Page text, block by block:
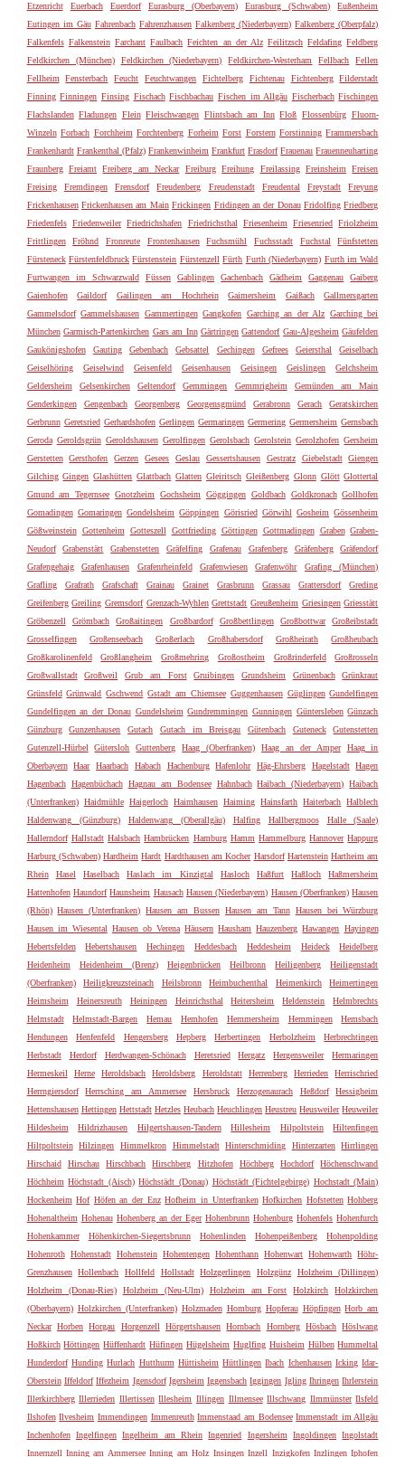
Etzenricht
Euerbach Euerdorf Eurasburg (Oberbayern) Eurasburg (Schwaben)
Eußenheim
Eutingen im Gäu Fahrenbach Fahrenzhausen Falkenberg (Niederbayern) Falkenberg (Oberpfalz)
Falkenfels Falkenstein Farchant Faulbach Feichten an der Alz Feilitzsch Feldafing Feldberg
Feldkirchen (München)
Feldkirchen (Niederbayern) Feldkirchen-Westerham Fellbach
Fellen
Fellheim
Fensterbach Feucht Feuchtwangen Fichtelberg Fichtenau Fichtenberg
Filderstadt
Finning Finningen Finsing Fischach Fischbachau Fischen im Allgäu Fischerbach Fischingen
Flachslanden Fladungen Flein Fleischwangen Flintsbach am Inn Floß Flossenbürg Fluorn-
Winzeln Forbach Forchheim Forchtenberg Forheim Forst Forstern Forstinning Frammersbach
Frankenhardt Frankenthal (Pfalz) Frankenwinheim Frankfurt Frasdorf Frauenau Frauenneuharting
Fraunberg Freiamt Freiberg am Neckar Freiburg Freihung Freilassing Freinsheim
Freisen
Freising
Fremdingen Frensdorf Freudenberg Freudenstadt Freudental Freystadt
Freyung
Frickenhausen Frickenhausen am Main Frickingen Fridingen an der Donau Fridolfing Friedberg
Friedenfels Friedenweiler Friedrichshafen Friedrichsthal Friesenheim Friesenried Friolzheim
Frittlingen
Fröhnd Fronreute Frontenhausen Fuchsmühl Fuchsstadt Fuchstal
Fünfstetten
Fürsteneck Fürstenfeldbruck Fürstenstein Fürstenzell Fürth Furth (Niederbayern) Furth im Wald
Furtwangen im Schwarzwald
Füssen Gablingen Gachenbach Gädheim Gaggenau
Gaiberg
Gaienhofen
Gaildorf Gailingen am Hochrhein Gaimersheim Gaißach
Gallmersgarten
Gammelsdorf Gammelshausen Gammertingen Gangkofen Garching an der Alz Garching bei
München Garmisch-Partenkirchen Gars am Inn Gärtringen Gattendorf Gau-Algesheim Gäufelden
Gaukönigshofen
Gauting Gebenbach Gebsattel Gechingen Gefrees Geiersthal
Geiselbach
Geiselhöring
Geiselwind Geisenfeld Geisenhausen Geisingen Geislingen
Gelchsheim
Geldersheim
Gelsenkirchen Geltendorf Gemmingen Gemmrigheim
Gemünden am Main
Genderkingen
Gengenbach Georgenberg Georgensgmünd Gerabronn Gerach
Geratskirchen
Gerbrunn Geretsried Gerhardshofen Gerlingen Germaringen Germering Germersheim Gernsbach
Geroda Geroldsgrün Geroldshausen Gerolfingen Gerolsbach Gerolstein Gerolzhofen Gersheim
Gerstetten
Gersthofen Gerzen Gesees Geslau Gessertshausen Gestratz Giebelstadt
Giengen
Gilching Gingen Glashütten Glattbach Glatten Gleiritsch Gleißenberg Glonn Glött Glottertal
Gmund am Tegernsee Gnotzheim Gochsheim Göggingen Goldbach Goldkronach Gollhofen
Gomadingen Gomaringen Gondelsheim Göppingen Görisried Görwihl Gosheim Gössenheim
Gößweinstein Gottenheim Gotteszell Gottfrieding Göttingen Gottmadingen Graben Graben-
Neudorf
Grabenstätt Grabenstetten Gräfelfing Grafenau Grafenberg Gräfenberg
Gräfendorf
Grafengehaig
Grafenhausen Grafenrheinfeld Grafenwiesen Grafenwöhr
Grafing (München)
Grafling
Grafrath Grafschaft Grainau Grainet Grasbrunn Grassau Grattersdorf
Greding
Greifenberg Greiling Gremsdorf Grenzach-Wyhlen Grettstadt Greußenheim Griesingen Griesstätt
Gröbenzell
Grömbach Großaitingen Großbardorf Großbettlingen Großbottwar
Großeibstadt
Grosselfingen
Großenseebach Großerlach Großhabersdorf Großheirath
Großheubach
Großkarolinenfeld
Großlangheim Großmehring Großostheim Großrinderfeld
Großrosseln
Großwallstadt
Großweil Grub am Forst Gruibingen Grundsheim Grünenbach
Grünkraut
Grünsfeld Grünwald Gschwend Gstadt am Chiemsee Guggenhausen Güglingen Gundelfingen
Gundelfingen an der Donau Gundelsheim Gundremmingen Gunningen Güntersleben Günzach
Günzburg
Gunzenhausen Gutach Gutach im Breisgau Gütenbach Guteneck
Gutenstetten
Gutenzell-Hürbel
Gütersloh Guttenberg Haag (Oberfranken) Haag an der Amper
Haag in
Oberbayern
Haar Haarbach Habach Hachenburg Hafenlohr Häg-Ehrsberg Hagelstadt
Hagen
Hagenbach Hagenbüchach Hagnau am Bodensee Hahnbach Haibach (Niederbayern) Haibach
(Unterfranken) Haidmühle Haigerloch Haimhausen Haiming Hainsfarth Haiterbach Halblech
Haldenwang (Günzburg)
Haldenwang (Oberallgäu) Halfing Hallbergmoos
Halle (Saale)
Hallerndorf Hallstadt Halsbach Hambrücken Hamburg Hamm Hammelburg Hannover Happurg
Harburg (Schwaben) Hardheim Hardt Hardthausen am Kocher Harsdorf Hartenstein Hartheim am
Rhein
Hasel Haselbach Haslach im Kinzigtal Hasloch Haßfurt Haßloch
Haßmersheim
Hattenhofen Haundorf Haunsheim Hausach Hausen (Niederbayern) Hausen (Oberfranken) Hausen
(Rhön) Hausen (Unterfranken) Hausen am Bussen Hausen am Tann Hausen bei Würzburg
Hausen im Wiesental Hausen ob Verena Häusern Hausham Hauzenberg Hawangen Hayingen
Hebertsfelden
Hebertshausen Hechingen Heddesbach Heddesheim Heideck
Heidelberg
Heidenheim
Heidenheim (Brenz) Heigenbrücken Heilbronn Heiligenberg
Heiligenstadt
(Oberfranken)
Heiligkreuzsteinach Heilsbronn Heimbuchenthal Heimenkirch
Heimertingen
Heimsheim
Heinersreuth Heiningen Heinrichsthal Heitersheim Heldenstein
Helmbrechts
Helmstadt
Helmstadt-Bargen Hemau Hemhofen Hemmersheim Hemmingen
Hemsbach
Hendungen
Henfenfeld Hengersberg Hepberg Herbertingen Herbolzheim
Herbrechtingen
Herbstadt
Herdorf Herdwangen-Schönach Heretsried Hergatz Hergensweiler
Hermaringen
Hermeskeil
Herne Heroldsbach Heroldsberg Heroldstatt Herrenberg Herrieden
Herrischried
Herrngiersdorf
Herrsching am Ammersee Hersbruck Herzogenaurach Heßdorf
Hessigheim
Hettenshausen Hettingen Hettstadt Hetzles Heubach Heuchlingen Heustreu Heusweiler Heuweiler
Hildesheim
Hildrizhausen Hilgertshausen-Tandern Hillesheim Hilpoltstein
Hiltenfingen
Hiltpoltstein
Hilzingen Himmelkron Himmelstadt Hinterschmiding Hinterzarten
Hirrlingen
Hirschaid
Hirschau Hirschbach Hirschberg Hitzhofen Höchberg Hochdorf
Höchenschwand
Höchheim Höchstadt (Aisch) Höchstädt (Donau) Höchstädt (Fichtelgebirge) Hochstadt (Main)
Hockenheim Hof Höfen an der Enz Hofheim in Unterfranken Hofkirchen Hofstetten Hohberg
Hohenaltheim Hohenau Hohenberg an der Eger Hohenbrunn Hohenburg Hohenfels Hohenfurch
Hohenkammer
Höhenkirchen-Siegertsbrunn Hohenlinden Hohenpeißenberg
Hohenpolding
Hohenroth Hohenstadt Hohenstein Hohentengen Hohenthann Hohenwart Hohenwarth Höhr-
Grenzhausen
Hollenbach Hollfeld Hollstadt Holzgerlingen Holzgünz
Holzheim (Dillingen)
Holzheim (Donau-Ries)
Holzheim (Neu-Ulm) Holzheim am Forst Holzkirch
Holzkirchen
(Oberbayern) Holzkirchen (Unterfranken) Holzmaden Homburg Hopferau Höpfingen Horb am
Neckar Horben Horgau Horgenzell Hörgertshausen Hornbach Hornberg Hösbach Höslwang
Hoßkirch Höttingen Hüffenhardt Hüfingen Hügelsheim Huglfing Huisheim Hülben Hummeltal
Hunderdorf Hunding Hurlach Hutthurm Hüttisheim Hüttlingen Ibach Ichenhausen Icking Idar-
Oberstein Iffeldorf Iffezheim Igensdorf Igersheim Iggensbach Iggingen Igling Ihringen Ihrlerstein
Illerkirchberg Illerrieden Illertissen Illesheim Illingen Illmensee Illschwang Ilmmünster Ilsfeld
Ilshofen Ilvesheim Immendingen Immenreuth Immenstaad am Bodensee Immenstadt im Allgäu
Inchenhofen Ingelfingen Ingelheim am Rhein Ingenried Ingersheim Ingoldingen Ingolstadt
Innernzell Inning am Ammersee Inning am Holz Insingen Inzell Inzigkofen Inzlingen Iphofen